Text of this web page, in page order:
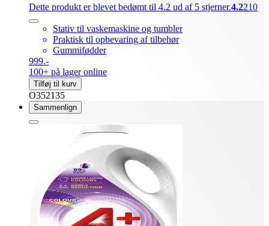
Dette produkt er blevet bedømt til 4.2 ud af 5 stjerner.4.2210
Stativ til vaskemaskine og tumbler
Praktisk til opbevaring af tilbehør
Gummifødder
999.-
100+ på lager online
Tilføj til kurv
O352135
Sammenlign